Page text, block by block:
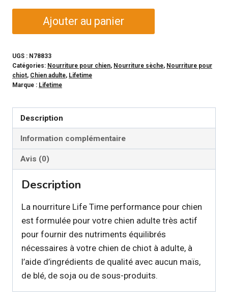
Nourriture
sèche
-
Chiot/Performance
chien
11.4kg
Ajouter au panier
UGS : N78833
Catégories: Nourriture pour chien, Nourriture sèche, Nourriture pour
chiot, Chien adulte, Lifetime
Marque : Lifetime
Description
Information complémentaire
Avis (0)
Description
La nourriture Life Time performance pour chien
est formulée pour votre chien adulte très actif
pour fournir des nutriments équilibrés
nécessaires à votre chien de chiot à adulte, à
l’aide d’ingrédients de qualité avec aucun maïs,
de blé, de soja ou de sous-produits.